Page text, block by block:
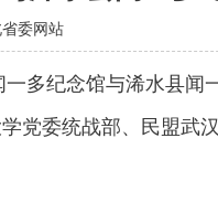
委网站
纪念馆与浠水县闻
党委统战部、民盟武